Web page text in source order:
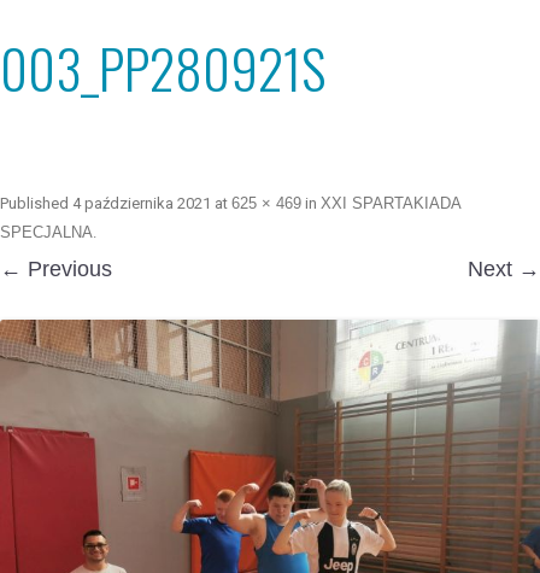
003_PP280921S
Published 4 października 2021 at 625 × 469 in XXI SPARTAKIADA
SPECJALNA.
← Previous Next →